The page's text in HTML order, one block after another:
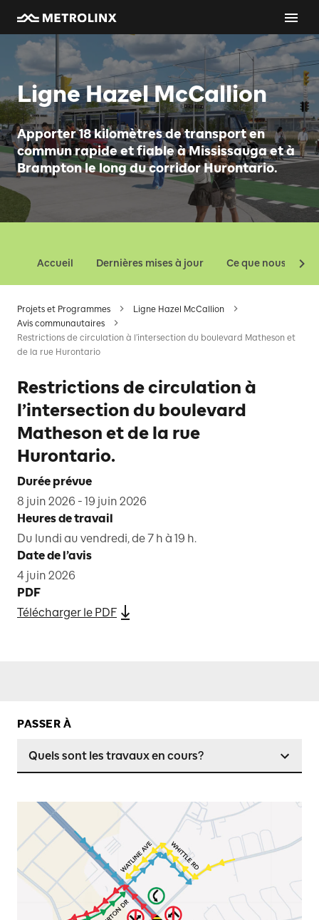
Ligne Hazel McCallion
Apporter 18 kilomètres de transport en
commun rapide et fiable à Mississauga et à
Brampton le long du corridor Hurontario.
Accueil Dernières mises à jour Ce que nous
Projets et Programmes
Ligne Hazel McCallion
Avis communautaires
Restrictions de circulation à l’intersection du boulevard Matheson et
de la rue Hurontario
Restrictions de circulation à
l’intersection du boulevard
Matheson et de la rue
Hurontario.
Durée prévue
8 juin 2026 - 19 juin 2026
Heures de travail
Du lundi au vendredi, de 7 h à 19 h.
Date de l’avis
4 juin 2026
PDF
Télécharger le PDF
PASSER À
Quels sont les travaux en cours?